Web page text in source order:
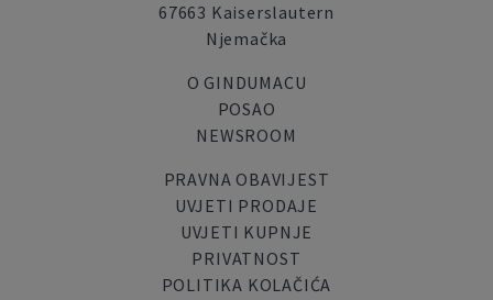
67663 Kaiserslautern
Njemačka
O GINDUMACU
POSAO
NEWSROOM
PRAVNA OBAVIJEST
UVJETI PRODAJE
UVJETI KUPNJE
PRIVATNOST
POLITIKA KOLAČIĆA